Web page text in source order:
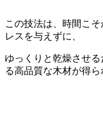
この技法は、時間こ
レスを与えずに、
ゆっくりと乾燥させ
る高品質な木材が得ら